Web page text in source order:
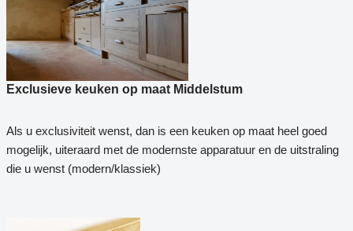
Exclusieve keuken op maat Middelstum
Als u exclusiviteit wenst, dan is een keuken op maat heel goed
mogelijk, uiteraard met de modernste apparatuur en de uitstraling
die u wenst (modern/klassiek)